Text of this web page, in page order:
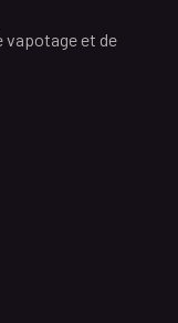
vapotage et de